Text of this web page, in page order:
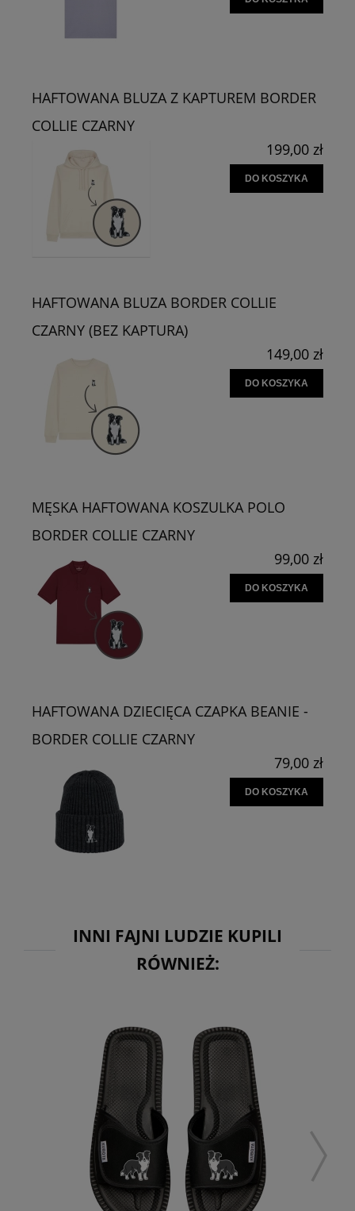
HAFTOWANA BLUZA Z KAPTUREM BORDER
COLLIE CZARNY
199,00 zł
DO KOSZYKA
HAFTOWANA BLUZA BORDER COLLIE
CZARNY (BEZ KAPTURA)
149,00 zł
DO KOSZYKA
MĘSKA HAFTOWANA KOSZULKA POLO
BORDER COLLIE CZARNY
99,00 zł
DO KOSZYKA
HAFTOWANA DZIECIĘCA CZAPKA BEANIE -
BORDER COLLIE CZARNY
79,00 zł
DO KOSZYKA
INNI FAJNI LUDZIE KUPILI
RÓWNIEŻ: